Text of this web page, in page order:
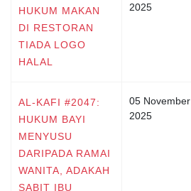
HUKUM MAKAN
DI RESTORAN
TIADA LOGO
HALAL
2025
AL-KAFI #2047:
HUKUM BAYI
MENYUSU
DARIPADA RAMAI
WANITA, ADAKAH
SABIT IBU
05 November
2025